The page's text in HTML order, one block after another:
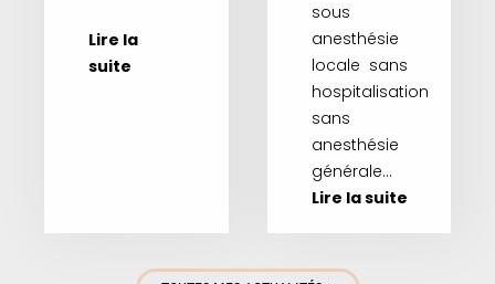
Lire la
suite
sous
anesthésie
locale sans
hospitalisation
sans
anesthésie
générale…
Lire la suite